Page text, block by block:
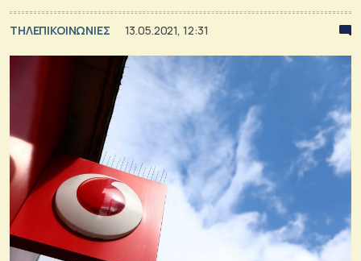
ΤΗΛΕΠΙΚΟΙΝΩΝΙΕΣ 13.05.2021, 12:31